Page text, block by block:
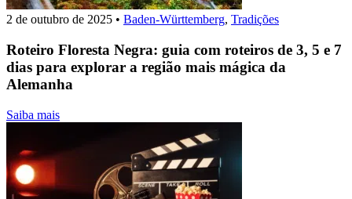
2 de outubro de 2025 • Baden-Württemberg, Tradições
Roteiro Floresta Negra: guia com roteiros de 3, 5 e 7
dias para explorar a região mais mágica da
Alemanha
Saiba mais